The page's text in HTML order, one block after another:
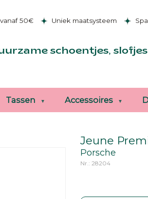
50€ Uniek maatsysteem
schoentjes,
Tassen Accessoires
Jeune
Porsche
Nr.: 28204